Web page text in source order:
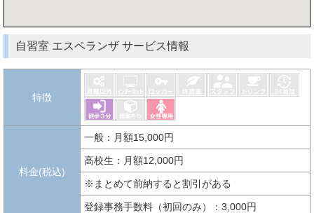
自習室 エスペランザ サービス情報
特徴
料金(税込)
一般：月額15,000円
高校生：月額12,000円
※まとめて前納すると割引がある
登録事務手数料（初回のみ）：3,000円